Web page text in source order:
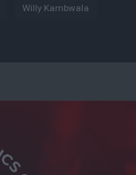
Willy Kambwala